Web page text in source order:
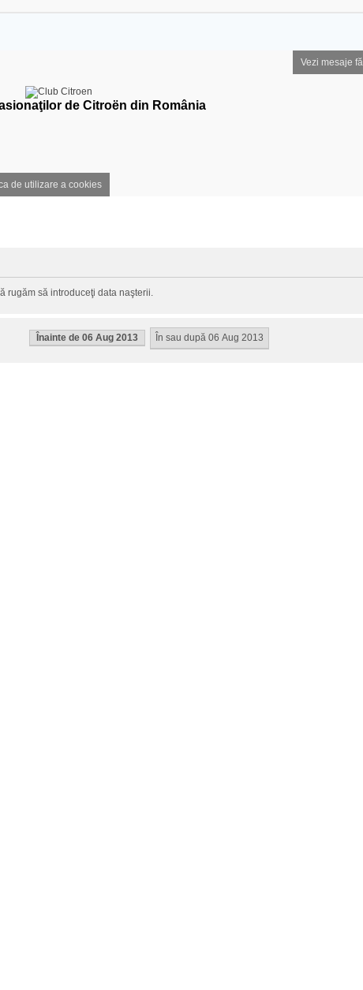
Vezi mesaje
de utilizare a cookies
de Citroën din România
rugăm să introduceţi data naşterii.
Înainte de 06 Aug 2013 În sau după 06 Aug 2013